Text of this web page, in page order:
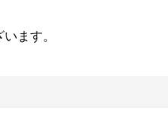
ます。